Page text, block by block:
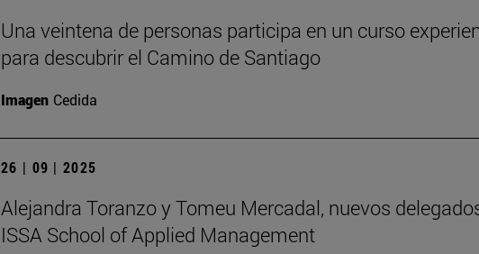
Una veintena de personas participa en un curso
para descubrir el Camino de Santiago
Imagen Cedida
26 | 09 | 2025
Alejandra Toranzo y Tomeu Mercadal, nuevos
ISSA School of Applied Management